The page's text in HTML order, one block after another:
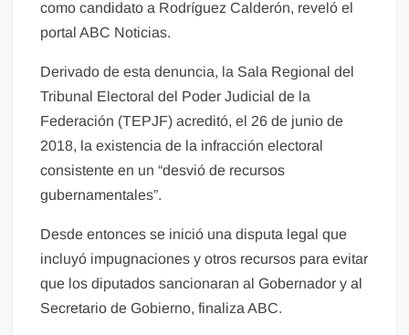
como candidato a Rodríguez Calderón, reveló el
portal ABC Noticias.
Derivado de esta denuncia, la Sala Regional del
Tribunal Electoral del Poder Judicial de la
Federación (TEPJF) acreditó, el 26 de junio de
2018, la existencia de la infracción electoral
consistente en un “desvió de recursos
gubernamentales”.
Desde entonces se inició una disputa legal que
incluyó impugnaciones y otros recursos para evitar
que los diputados sancionaran al Gobernador y al
Secretario de Gobierno, finaliza ABC.